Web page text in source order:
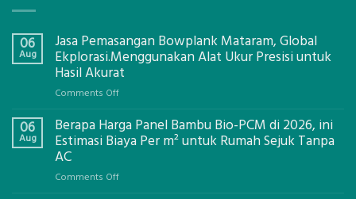
06
Aug
Jasa Pemasangan Bowplank Mataram, Global
Ekplorasi.Menggunakan Alat Ukur Presisi untuk
Hasil Akurat
Comments Offon
Pemasangan
Bowplank
06
Aug
Berapa Harga Panel Bambu Bio-PCM di 2026, ini
Estimasi Biaya Per m² untuk Rumah Sejuk Tanpa
AC
Comments Offon